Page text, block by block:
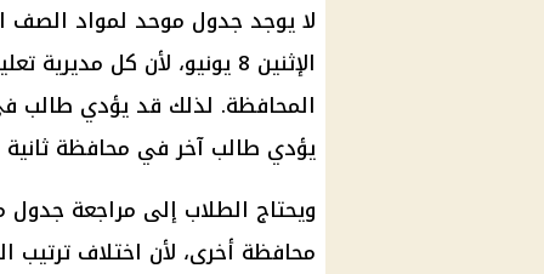
لا يوجد جدول موحد لمواد الصف
الإثنين 8 يونيو، لأن كل
المحافظة. لذلك قد يؤدي طالب
يؤدي طالب آخر في محافظة
ويحتاج الطلاب إلى مراجعة
محافظة أخرى، لأن اختلاف ترتيب